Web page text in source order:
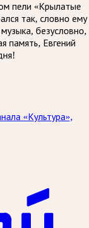
пели «Крылатые
так, словно ему
безусловно,
память, Евгений
«Культура»,